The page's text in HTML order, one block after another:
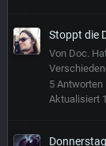
Stoppt die
Von Doc.
5 Antworten
Aktualisiert